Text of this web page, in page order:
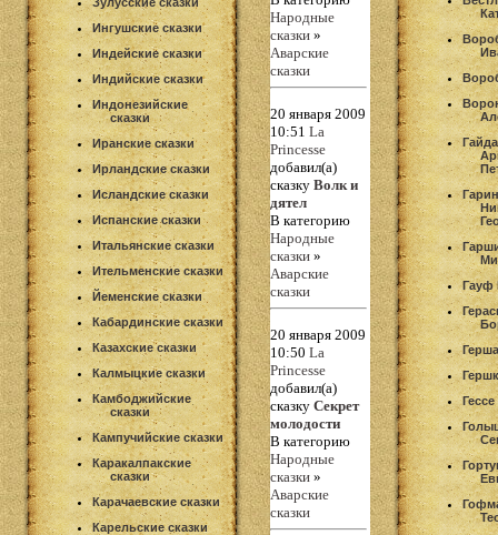
Ингушские сказки
Индейские сказки
Индийские сказки
Индонезийские
сказки
Иранские сказки
Ирландские сказки
Исландские сказки
Испанские сказки
Итальянские сказки
Ительменские сказки
Йеменские сказки
Кабардинские сказки
Казахские сказки
Калмыцкие сказки
Камбоджийские
сказки
Кампучийские сказки
Каракалпакские
сказки
Карачаевские сказки
Карельские сказки
Народные
сказки »
Аварские
сказки
20 января 2009
10:51 La
Princesse
добавил(а)
сказку Волк и
дятел
В категорию
Народные
сказки »
Аварские
сказки
20 января 2009
10:50 La
Princesse
добавил(а)
сказку Секрет
молодости
В категорию
Народные
сказки »
Аварские
сказки
Гауф